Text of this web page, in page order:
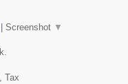
Screenshot ▼
Tax